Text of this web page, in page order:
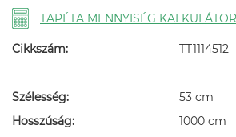
TAPÉTA MENNYISÉG KALKULÁTOR
Cikkszám: TT1114512
Szélesség:
53 cm
Hosszúság:
1000 cm